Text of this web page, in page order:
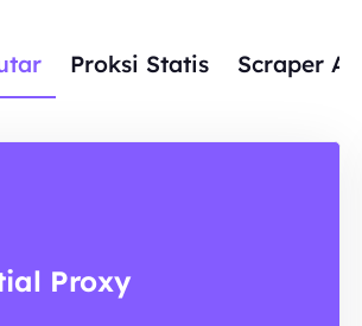
Proksi Statis Scraper
Proxy